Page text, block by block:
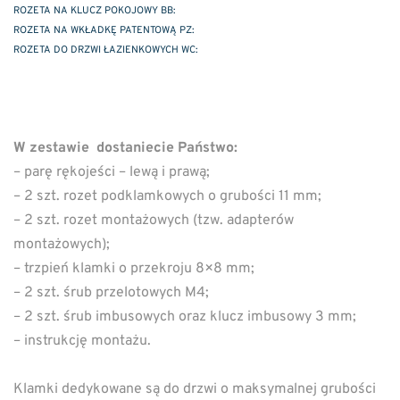
ROZETA NA KLUCZ POKOJOWY BB:
ROZETA NA WKŁADKĘ PATENTOWĄ PZ:
ROZETA DO DRZWI ŁAZIENKOWYCH WC:
W zestawie dostaniecie Państwo:
– parę rękojeści – lewą i prawą;
– 2 szt. rozet podklamkowych o grubości 11 mm;
– 2 szt. rozet montażowych (tzw. adapterów
montażowych);
– trzpień klamki o przekroju 8×8 mm;
– 2 szt. śrub przelotowych M4;
– 2 szt. śrub imbusowych oraz klucz imbusowy 3 mm;
– instrukcję montażu.
Klamki dedykowane są do drzwi o maksymalnej grubości